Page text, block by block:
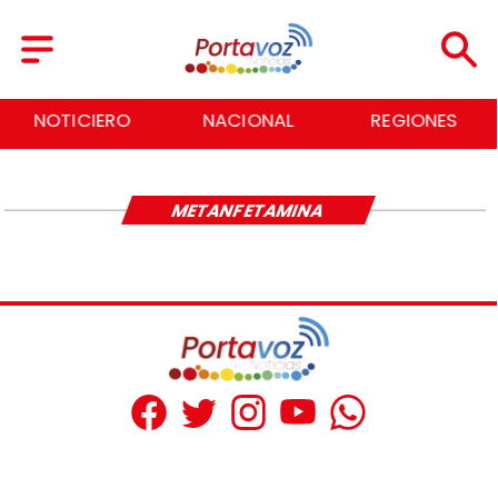
NOTICIERO NACIONAL REGIONES
METANFETAMINA